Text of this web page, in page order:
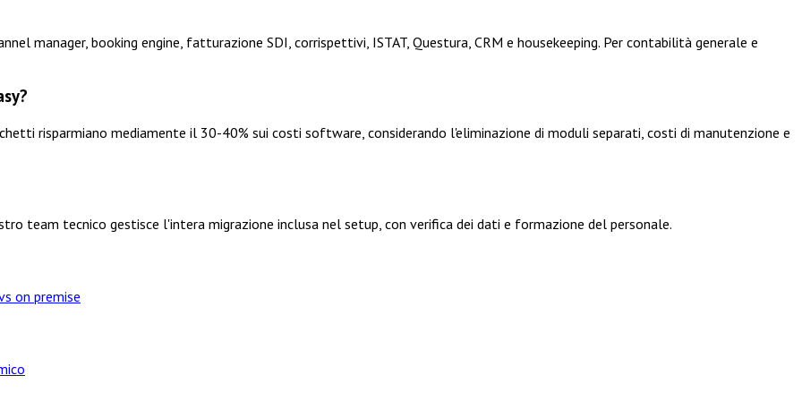
manager, booking engine, fatturazione SDI, corrispettivi, ISTAT, Questura, CRM e housekeeping. Per contabilità generale e
risparmiano mediamente il 30-40% sui costi software, considerando l'eliminazione di moduli separati, costi di manutenzione e
team tecnico gestisce l'intera migrazione inclusa nel setup, con verifica dei dati e formazione del personale.
on premise